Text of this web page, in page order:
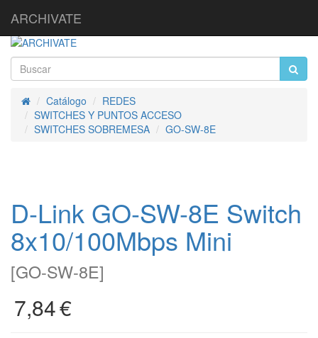
ARCHIVATE
InicioCatálogo
REDES
SWITCHES Y PUNTOS ACCESO
SWITCHES SOBREMESA
GO-SW-8E
D-Link GO-SW-8E Switch
8x10/100Mbps Mini
[GO-SW-8E]
7,84€